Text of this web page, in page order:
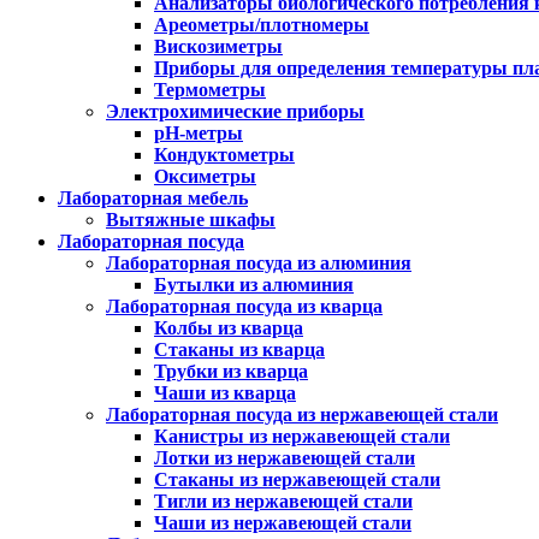
Ареометры/плотномеры
Вискозиметры
Приборы для определения температуры
Термометры
Электрохимические приборы
pH-метры
Кондуктометры
Оксиметры
Лабораторная мебель
Вытяжные шкафы
Лабораторная посуда
Лабораторная посуда из алюминия
Бутылки из алюминия
Лабораторная посуда из кварца
Колбы из кварца
Стаканы из кварца
Трубки из кварца
Чаши из кварца
Лабораторная посуда из нержавеющей стали
Канистры из нержавеющей стали
Лотки из нержавеющей стали
Стаканы из нержавеющей стали
Тигли из нержавеющей стали
Чаши из нержавеющей стали